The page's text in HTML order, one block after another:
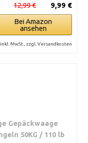
9,99 €
12,99 €
Bei Amazon
ansehen
MwSt., zzgl. Versandkosten
Gepäckwaage
50KG / 110 lb